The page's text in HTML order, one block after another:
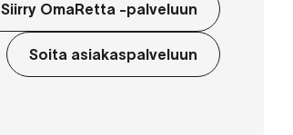
Siirry OmaRetta -palveluun
Soita asiakaspalveluun